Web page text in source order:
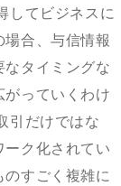
してビジネスに
合、与信情報
タイミングな
っていくわけ
引だけではな
ク化されてい
すごく複雑に